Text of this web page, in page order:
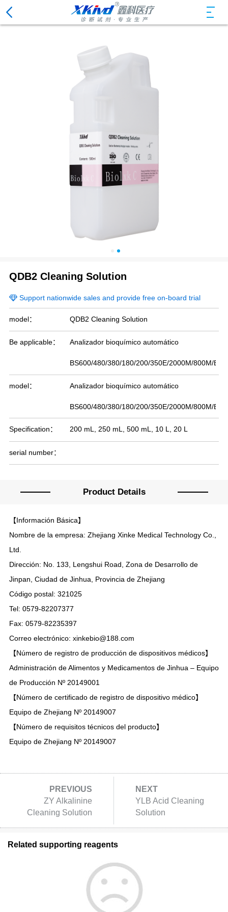
QDB2 Cleaning Solution
Support nationwide sales and provide free on-board trial
model： QDB2 Cleaning Solution
Be applicable： Analizador bioquímico automático
BS600/480/380/180/200/350E/2000M/800M/
model： Analizador bioquímico automático
BS600/480/380/180/200/350E/2000M/800M/
Specification： 200 mL, 250 mL, 500 mL, 10 L, 20 L
serial number：
Product Details
【Información Básica】
Nombre de la empresa: Zhejiang Xinke Medical Technology Co.,
Ltd.
Dirección: No. 133, Lengshui Road, Zona de Desarrollo de
Jinpan, Ciudad de Jinhua, Provincia de Zhejiang
Código postal: 321025
Tel: 0579-82207377
Fax: 0579-82235397
Correo electrónico: xinkebio@188.com
【Número de registro de producción de dispositivos médicos】
Administración de Alimentos y Medicamentos de Jinhua – Equipo
de Producción Nº 20149001
【Número de certificado de registro de dispositivo médico】
Equipo de Zhejiang Nº 20149007
【Número de requisitos técnicos del producto】
Equipo de Zhejiang Nº 20149007
PREVIOUS
ZY Alkalinine
Cleaning Solution
NEXT
YLB Acid Cleaning
Solution
Related supporting reagents